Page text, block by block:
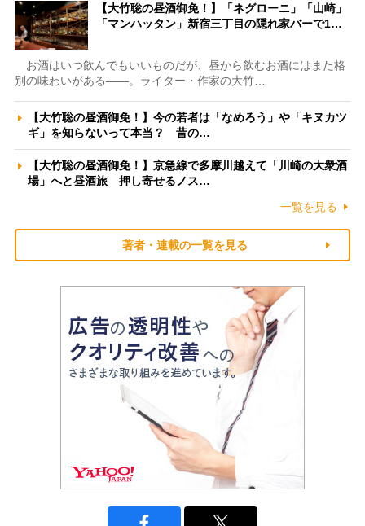
【大竹聡の昼酒御免！】「ネグローニ」「山崎」
「マンハッタン」新宿三丁目の隠れ家バーで1…
お酒はいつ飲んでもいいものだが、昼から飲むお酒にはまた格
別の味わいがある――。ライター・作家の大竹…
【大竹聡の昼酒御免！】今の若者は「なめろう」や「キヌカツ
ギ」を知らないって本当？ 昔の…
【大竹聡の昼酒御免！】京急線で多摩川越えて「川崎の大衆酒
場」へと昼酒旅 押し寄せるノス…
一覧を見る
著者・連載の一覧を見る